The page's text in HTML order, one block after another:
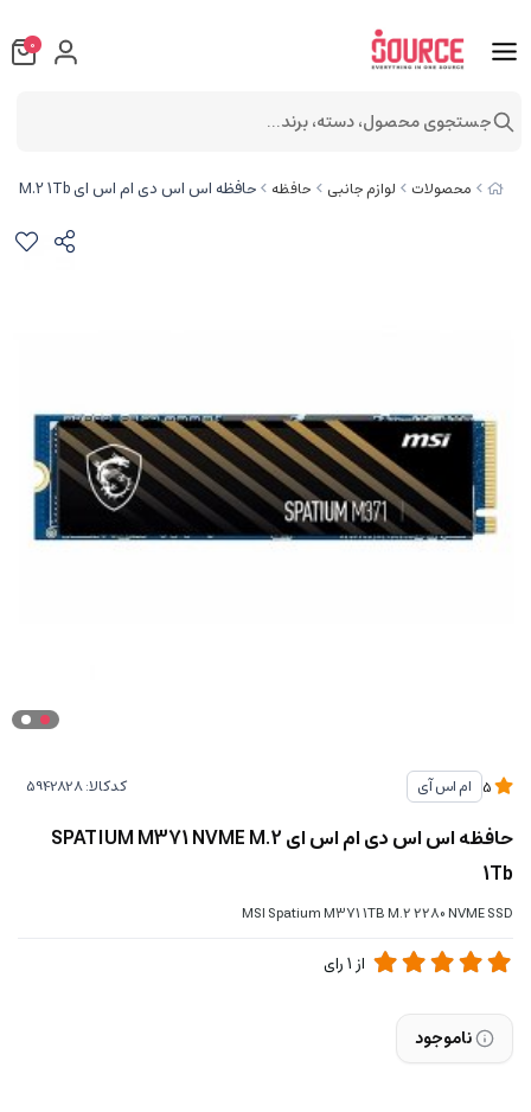
محصولات لوازم جانبی حافظه حافظه اس اس دی ام اس ای SPATIUM M371 NVME M.2 1Tb
ام اس آی کدکالا:
حافظه اس اس دی ام اس ای SPATIUM M371 NVME M.2
1Tb
MSI Spatium M371 1TB M.2 2280 NVME SSD
از 1رای
ناموجود
0
جستجوی محصول، دسته، برند...